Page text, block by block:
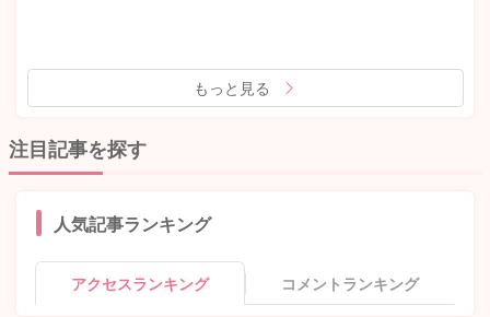
もっと見る
注目記事を探す
人気記事ランキング
アクセスランキング コメントランキング